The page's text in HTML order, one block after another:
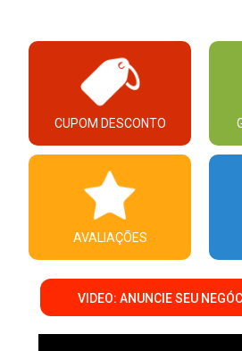
CUPOM DESCONTO
AVALIAÇÕES
VIDEO: ANUNCIE SEU